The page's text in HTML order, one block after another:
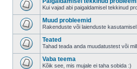
Kui vajad abi paigaldamisel tekkinud
Muud probleemid
Rakenduste või laienduste
Teated
Tahad teada anda muudatustest või
Vaba teema
Kõik see, mis mujale ei taha sobida :)